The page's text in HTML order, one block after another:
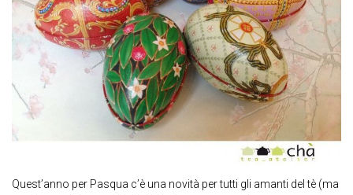
Quest’anno per Pasqua c’è una novità per tutti gli amanti del tè (ma